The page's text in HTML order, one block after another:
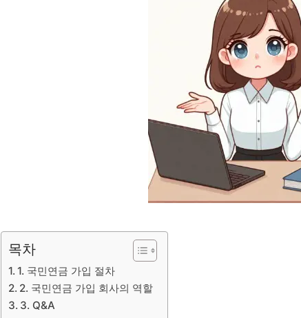
목차
1. 국민연금 가입 절차
2. 국민연금 가입 회사의 역할
3. Q&A